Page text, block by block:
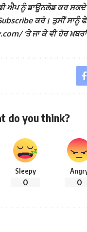
ਐਪ ਨੂੰ ਡਾਊਨਲੋਡ ਕਰ ਸਕਦੇ
ਕਰੋ। ਤੁਸੀਂ ਸਾਨੂੰ
‘ਤੇ ਜਾ ਕੇ ਵੀ ਹੋਰ
do you think?
Sleepy
0 0